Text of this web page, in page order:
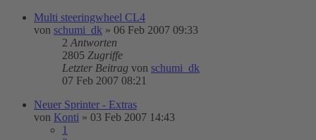
Multi steeringwheel CL4
von schumi_dk » 06 Feb 2007 09:33
2 Antworten
2805 Zugriffe
Letzter Beitrag von schumi_dk
07 Feb 2007 08:21
Neuer Sprinter - Extras
von Konti » 03 Feb 2007 14:43
1